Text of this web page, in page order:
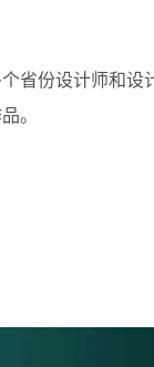
省份设计师和
。